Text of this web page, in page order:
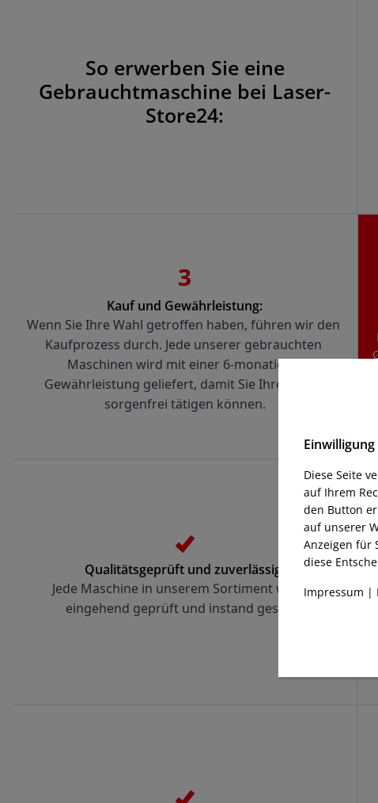
So erwerben Sie eine
Gebrauchtmaschine bei Laser-
Store24:
3
Kauf und Gewährleistung:
Wenn Sie Ihre Wahl getroffen haben, führen wir den
Kaufprozess durch. Jede unserer gebrauchten
Maschinen wird mit einer 6-monatigen
Gewährleistung geliefert, damit Sie Ihren Kauf
sorgenfrei tätigen können.
Qualitätsgeprüft und zuverlässig:
Jede Maschine in unserem Sortiment wurde
eingehend geprüft und instand gesetzt.
Diese Seite
auf Ihrem
den Button
auf unserer
Anzeigen für
diese
Impressum |